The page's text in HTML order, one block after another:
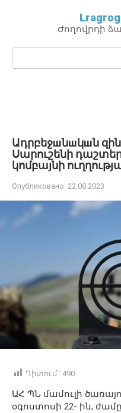
Ժողովրդի
Поиск:
Ադրբեջшնшկшն
Սարուշենի
կոմբայնի
Опубликовано: 22.08.2023
Դիտում ՝ 490
ԱՀ ՊՆ մամուլի
օգոստոսի 22- ին,